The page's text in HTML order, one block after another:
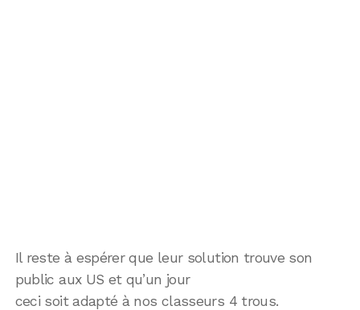
Il reste à espérer que leur solution trouve son
public aux US et qu’un jour
ceci soit adapté à nos classeurs 4 trous.